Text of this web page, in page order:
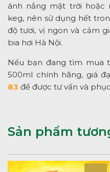
ánh nắng mặt trời hoặc
keg, nên sử dụng hết
độ tươi, vị ngon và cảm
bia hơi Hà Nội.
Nếu bạn đang tìm mua
500ml chính hãng, giá
83 để được tư vấn và
Sản phẩm